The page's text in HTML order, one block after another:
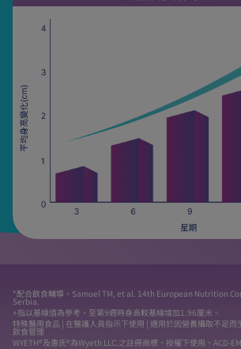
*配合飲食輔導。Samuel TM, et al. 14th European Nutrition
Serbia.
+指以基線值為參考，至第9週時身高較基線增加1.96厘米。
特殊醫用食品 | 在醫護人員指示下使用 | 適用於因營養攝取不足而
飲食管理
WYETH®及惠氏®為Wyeth LLC.之註冊商標，授權下使用。ACD-